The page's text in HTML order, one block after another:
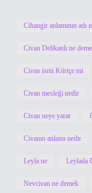
Cihangir anlamının adı
Civan Delikanlı ne
Civan ismi Kürtçe mi
Civan mesleği nedir
Civan neye yarar
Civanın anlamı nedir
Leyla ne Leylada
Nevcivan ne demek